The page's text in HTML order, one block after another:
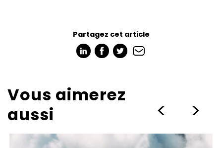
Partagez cet article
Vous aimerez
aussi
> >